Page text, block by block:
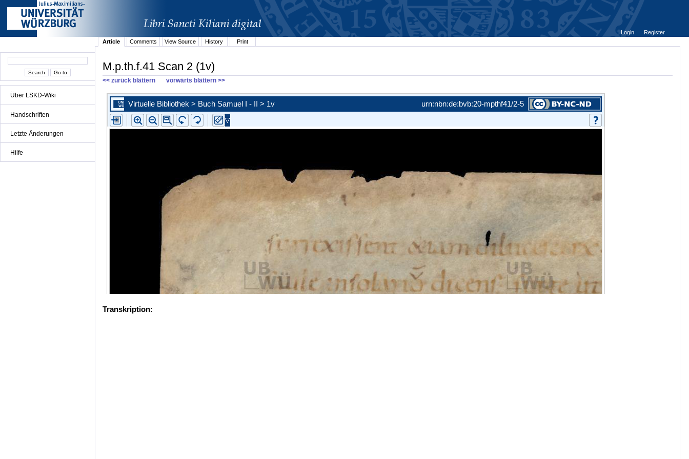
Über LSKD-Wiki
Handschriften
Letzte Änderungen
Hilfe
Login
Register
Article
Comments View Source History Print
M.p.th.f.41 Scan 2 (1v)
<< zurück blättern vorwärts blättern >>
Transkription: